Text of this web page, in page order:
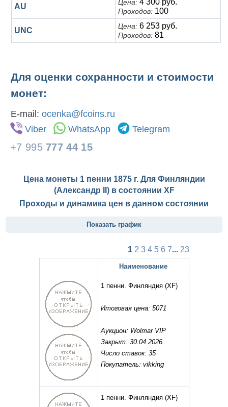
AU Цена: 4 300 руб.
Проходов: 100
UNC Цена: 6 253 руб.
Проходов: 81
Для оценки сохранности и стоимости
монет:
E-mail: ocenka@fcoins.ru
Viber
WhatsApp Telegram
+7 995 777 44 15
Цена монеты 1 пенни 1875 г. Для Финляндии
(Александр II) в состоянии XF
Проходы и динамика цен в данном состоянии
Показать график
1 2 3 4 5 6 7... 23
Наименование
1 пенни. Финляндия(XF)
Итоговая цена: 5071
Аукцион: Wolmar VIP
Закрыт: 30.04.2026
Число ставок: 35
Покупатель: vikking
1 пенни. Финляндия(XF)